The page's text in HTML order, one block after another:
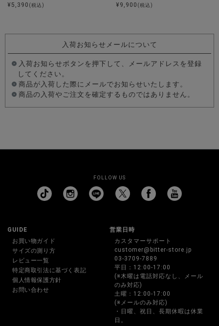
¥ 5,390 (税込)
¥ 9,900 (税込)
入荷お知らせメールについて
入荷お知らせボタンを押下して、メールアドレスを登録
してください。
商品が入荷した際にメールでお知らせいたします。
商品の入荷やご注文を確定するものではありません。
FOLLOW US
GUIDE
お買い物ガイド
サイズの測り方
レビュー一覧
特定商取引法に基づく表記
個人情報保護方針
お問い合わせ
営業日時
カスタマーサポート
customer@bitter-store.jp
03-3709-7889
平日：12:00-17:00
(※木曜は電話対応なし、メール
のみ対応)
土曜：12:00-17:00
(※メールのみ対応)
・日曜、祝日、長期休暇は休業
日。